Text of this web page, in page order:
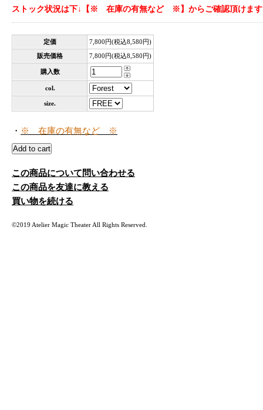
ストック状況は下↓【※ 在庫の有無など ※】からご確認頂けます
定価
7,800円(税込8,580円)
販売価格
7,800円(税込8,580円)
購入数
col.
size.
・ ※ 在庫の有無など ※
この商品について問い合わせる
この商品を友達に教える
買い物を続ける
©2019 Atelier Magic Theater All Rights Reserved.